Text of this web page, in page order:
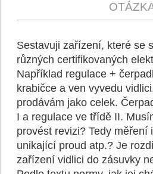
Sestavuji zařízení, které se
různých certifikovaných
Například regulace +
krabičce a ven vyvedu
prodávám jako celek.
I a regulace ve třídě II.
provést revizi? Tedy měření
unikající proud atp.? Je
zařízení vidlici do zásuvky